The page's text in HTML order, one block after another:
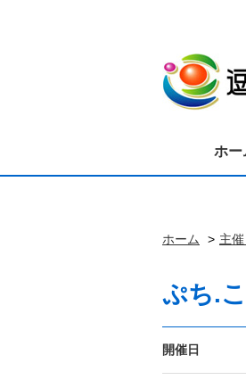
ホー
ホーム 主
ぷち.
開催日